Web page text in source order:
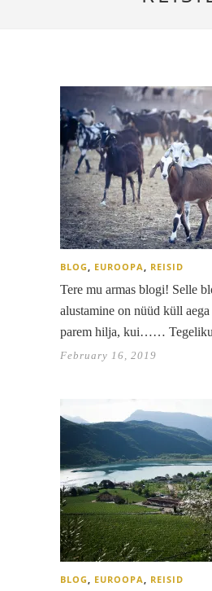
BLOG, EUROOPA, REISID
Tere mu armas blogi! Selle
alustamine on nüüd küll
parem hilja, kui……
February 16, 2019
BLOG, EUROOPA, REISID